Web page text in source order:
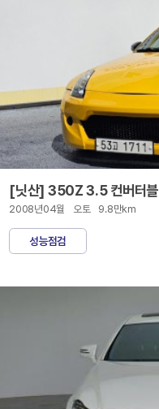
[닛산] 350Z 3.5 컨버터블
2008년04월 오토 9.8만km
성능점검